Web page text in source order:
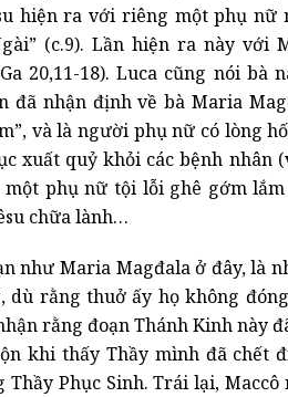
hiện ra với riêng một phụ nữ
(c.9). Lần hiện ra này với
20,11-18). Luca cũng nói bà
đã nhận định về bà Maria
và là người phụ nữ có lòng
xuất quỷ khỏi các bệnh nhân
phụ nữ tội lỗi ghê gớm
chữa lành…
như Maria Magđala ở đây, là
rằng thuở ấy họ không
rằng đoạn Thánh Kinh này
khi thấy Thầy mình đã chết
Phục Sinh. Trái lại, Maccô